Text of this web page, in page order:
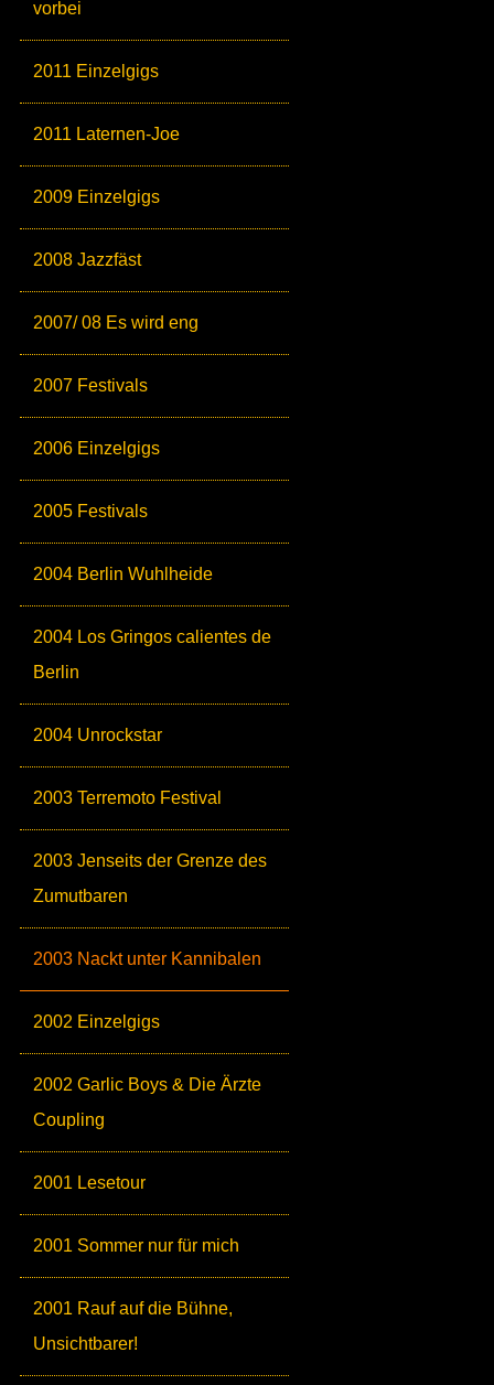
vorbei
2011 Einzelgigs
2011 Laternen-Joe
2009 Einzelgigs
2008 Jazzfäst
2007/ 08 Es wird eng
2007 Festivals
2006 Einzelgigs
2005 Festivals
2004 Berlin Wuhlheide
2004 Los Gringos calientes de
Berlin
2004 Unrockstar
2003 Terremoto Festival
2003 Jenseits der Grenze des
Zumutbaren
2003 Nackt unter Kannibalen
2002 Einzelgigs
2002 Garlic Boys & Die Ärzte
Coupling
2001 Lesetour
2001 Sommer nur für mich
2001 Rauf auf die Bühne,
Unsichtbarer!